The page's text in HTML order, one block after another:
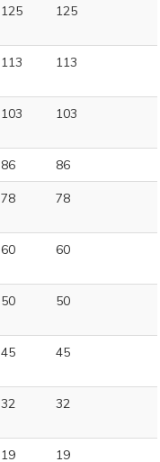
125 125
113 113
103 103
86 86
78 78
60 60
50 50
45 45
32 32
19 19